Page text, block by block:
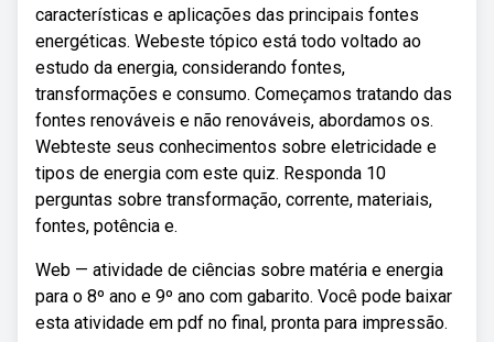
características e aplicações das principais fontes
energéticas. Webeste tópico está todo voltado ao
estudo da energia, considerando fontes,
transformações e consumo. Começamos tratando das
fontes renováveis e não renováveis, abordamos os.
Webteste seus conhecimentos sobre eletricidade e
tipos de energia com este quiz. Responda 10
perguntas sobre transformação, corrente, materiais,
fontes, potência e.
Web — atividade de ciências sobre matéria e energia
para o 8º ano e 9º ano com gabarito. Você pode baixar
esta atividade em pdf no final, pronta para impressão.